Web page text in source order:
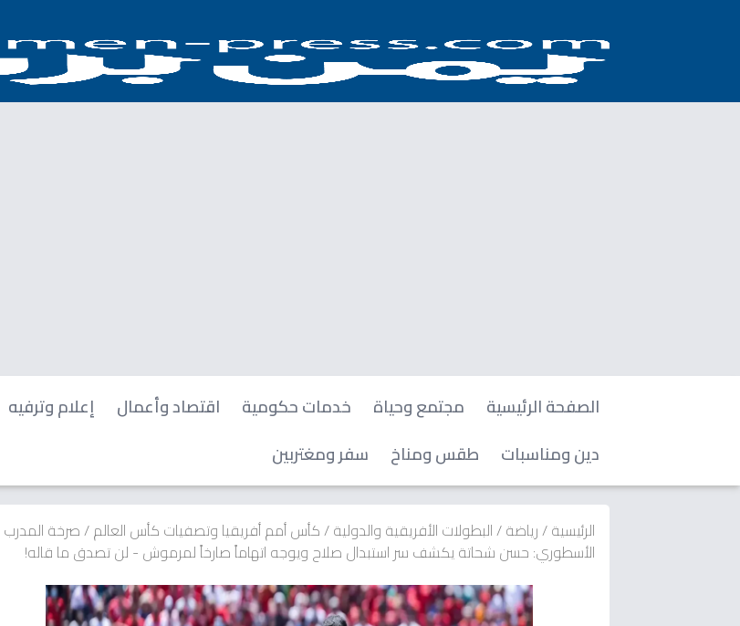
الصفحة الرئيسية مجتمع وحياة خدمات حكومية اقتصاد وأعمال إعلام وترفيه
دين ومناسبات
طقس ومناخ سفر ومغتربين
الرئيسية/رياضة/البطولات الأفريقية والدولية/كأس أمم أفريقيا وتصفيات كأس العالم/صرخة المدرب
الأسطوري: حسن شحاتة يكشف سر استبدال صلاح ويوجه اتهاماً صارخاً لمرموش - لن تصدق ما قاله!